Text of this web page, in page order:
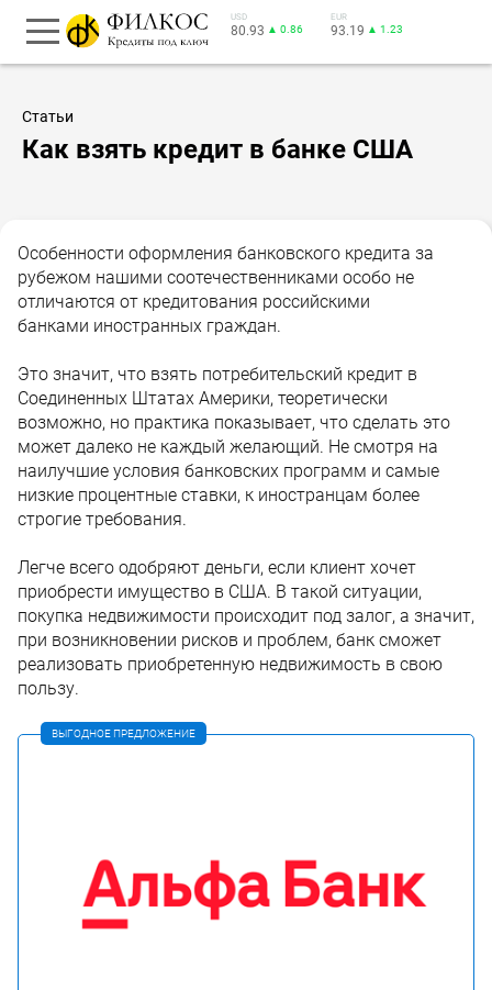
USD
80.93 ▲ 0.86
EUR
93.19 ▲ 1.23
Статьи
Как взять кредит в банке США
Особенности оформления банковского кредита за
рубежом нашими соотечественниками особо не
отличаются от кредитования российскими
банками иностранных граждан.
Это значит, что взять потребительский кредит в
Соединенных Штатах Америки, теоретически
возможно, но практика показывает, что сделать это
может далеко не каждый желающий. Не смотря на
наилучшие условия банковских программ и самые
низкие процентные ставки, к иностранцам более
строгие требования.
Легче всего одобряют деньги, если клиент хочет
приобрести имущество в США. В такой ситуации,
покупка недвижимости происходит под залог, а значит,
при возникновении рисков и проблем, банк сможет
реализовать приобретенную недвижимость в свою
пользу.
ВЫГОДНОЕ ПРЕДЛОЖЕНИЕ